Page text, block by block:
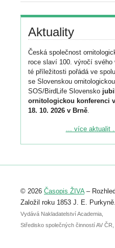
Aktuality
Česká společnost
roce slaví 100. výročí svého
té příležitosti pořádá ve
se Slovenskou
SOS/BirdLife Slovensko
ornitologickou konferenci
18. 10. 2026 v Brně.
Podrobnější informace ke
Registrovat se můžete do 6.
abstraktu přihlášené
posteru je už 30. června.
... více aktualit
© 2026 Časopis ŽIVA–
Založil roku 1853 J. E. Purkyně.
Vydává Nakladatelství Academia,
Středisko společných činností AV